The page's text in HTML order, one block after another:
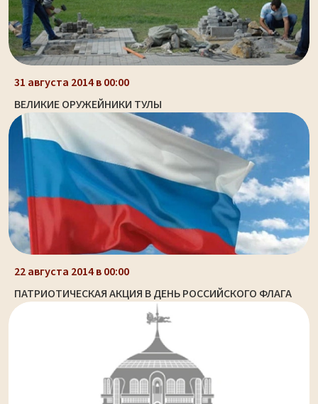
31 августа 2014 в 00:00
ВЕЛИКИЕ ОРУЖЕЙНИКИ ТУЛЫ
22 августа 2014 в 00:00
ПАТРИОТИЧЕСКАЯ АКЦИЯ В ДЕНЬ РОССИЙСКОГО ФЛАГА